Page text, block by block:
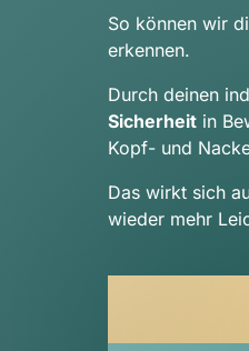
So können wir
erkennen.
Sicherheit in
Kopf- und
Das wirkt sich
wieder mehr